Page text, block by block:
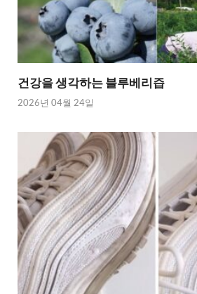
건강을 생각하는 블루베리즙
2026년 04월 24일